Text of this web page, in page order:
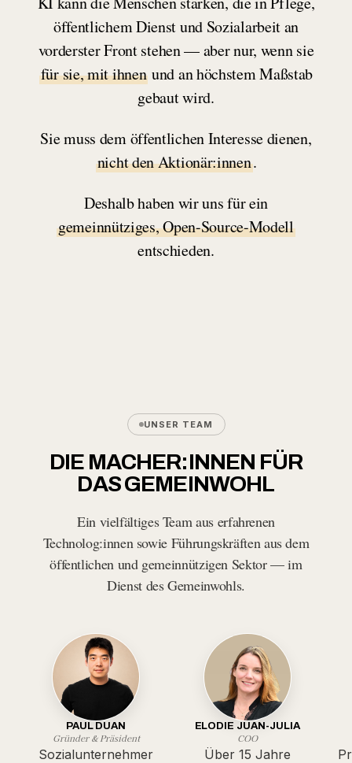
öffentlichem Dienst und Sozialarbeit an
vorderster Front stehen — aber nur, wenn sie
für sie, mit ihnen und an höchstem Maßstab
gebaut wird.
Sie muss dem öffentlichen Interesse dienen,
nicht den Aktionär:innen.
Deshalb haben wir uns für ein
gemeinnütziges, Open-Source-Modell
entschieden.
UNSER TEAM
DIE MACHER:INNEN FÜR
DAS GEMEINWOHL
Ein vielfältiges Team aus erfahrenen
Technolog:innen sowie Führungskräften aus dem
öffentlichen und gemeinnützigen Sektor — im
Dienst des Gemeinwohls.
PAUL DUAN
Gründer & Präsident
Sozialunternehmer
ELODIE JUAN-JULIA
COO
Über 15 Jahre